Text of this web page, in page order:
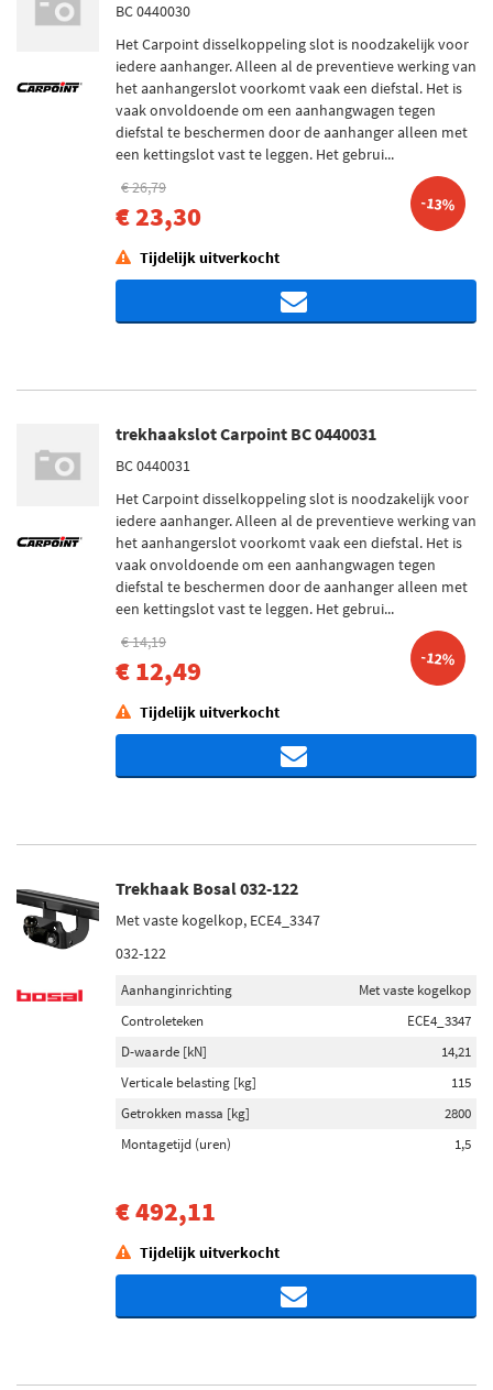
BC 0440030
Het Carpoint disselkoppeling slot is noodzakelijk voor
iedere aanhanger. Alleen al de preventieve werking van
het aanhangerslot voorkomt vaak een diefstal. Het is
vaak onvoldoende om een aanhangwagen tegen
diefstal te beschermen door de aanhanger alleen met
een kettingslot vast te leggen. Het gebrui...
€ 26,79
€ 23,30 -13%
Tijdelijk uitverkocht
trekhaakslot Carpoint BC 0440031
BC 0440031
Het Carpoint disselkoppeling slot is noodzakelijk voor
iedere aanhanger. Alleen al de preventieve werking van
het aanhangerslot voorkomt vaak een diefstal. Het is
vaak onvoldoende om een aanhangwagen tegen
diefstal te beschermen door de aanhanger alleen met
een kettingslot vast te leggen. Het gebrui...
€ 14,19
€ 12,49 -12%
Tijdelijk uitverkocht
Trekhaak Bosal 032-122
Met vaste kogelkop, ECE4_3347
032-122
Aanhanginrichting
Met vaste kogelkop
Controleteken
ECE4_3347
D-waarde [kN]
14,21
Verticale belasting [kg]
115
Getrokken massa [kg]
2800
Montagetijd (uren)
1,5
€ 492,11
Tijdelijk uitverkocht